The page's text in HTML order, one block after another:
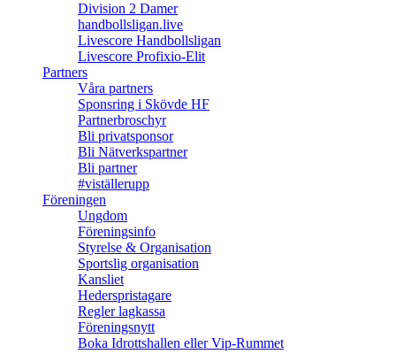
Division 2 Damer
handbollsligan.live
Livescore Handbollsligan
Livescore Profixio-Elit
Partners
Våra partners
Sponsring i Skövde HF
Partnerbroschyr
Bli privatsponsor
Bli Nätverkspartner
Bli partner
#viställerupp
Föreningen
Ungdom
Föreningsinfo
Styrelse & Organisation
Sportslig organisation
Kansliet
Hederspristagare
Regler lagkassa
Föreningsnytt
Boka Idrottshallen eller Vip-Rummet